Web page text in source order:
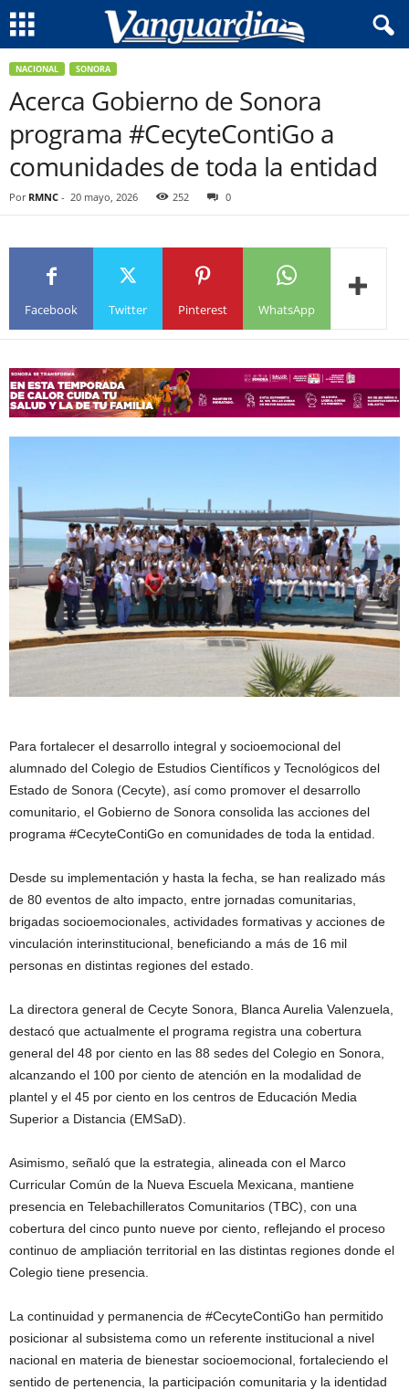
NACIONAL SONORA
Acerca Gobierno de Sonora
programa #CecyteContiGo a
comunidades de toda la entidad
Por RMNC - 20 mayo, 2026 252 0
Facebook Twitter Pinterest WhatsApp
Para fortalecer el desarrollo integral y socioemocional del
alumnado del Colegio de Estudios Científicos y Tecnológicos del
Estado de Sonora (Cecyte), así como promover el desarrollo
comunitario, el Gobierno de Sonora consolida las acciones del
programa #CecyteContiGo en comunidades de toda la entidad.
Desde su implementación y hasta la fecha, se han realizado más
de 80 eventos de alto impacto, entre jornadas comunitarias,
brigadas socioemocionales, actividades formativas y acciones de
vinculación interinstitucional, beneficiando a más de 16 mil
personas en distintas regiones del estado.
La directora general de Cecyte Sonora, Blanca Aurelia Valenzuela,
destacó que actualmente el programa registra una cobertura
general del 48 por ciento en las 88 sedes del Colegio en Sonora,
alcanzando el 100 por ciento de atención en la modalidad de
plantel y el 45 por ciento en los centros de Educación Media
Superior a Distancia (EMSaD).
Asimismo, señaló que la estrategia, alineada con el Marco
Curricular Común de la Nueva Escuela Mexicana, mantiene
presencia en Telebachilleratos Comunitarios (TBC), con una
cobertura del cinco punto nueve por ciento, reflejando el proceso
continuo de ampliación territorial en las distintas regiones donde el
Colegio tiene presencia.
La continuidad y permanencia de #CecyteContiGo han permitido
posicionar al subsistema como un referente institucional a nivel
nacional en materia de bienestar socioemocional, fortaleciendo el
sentido de pertenencia, la participación comunitaria y la identidad